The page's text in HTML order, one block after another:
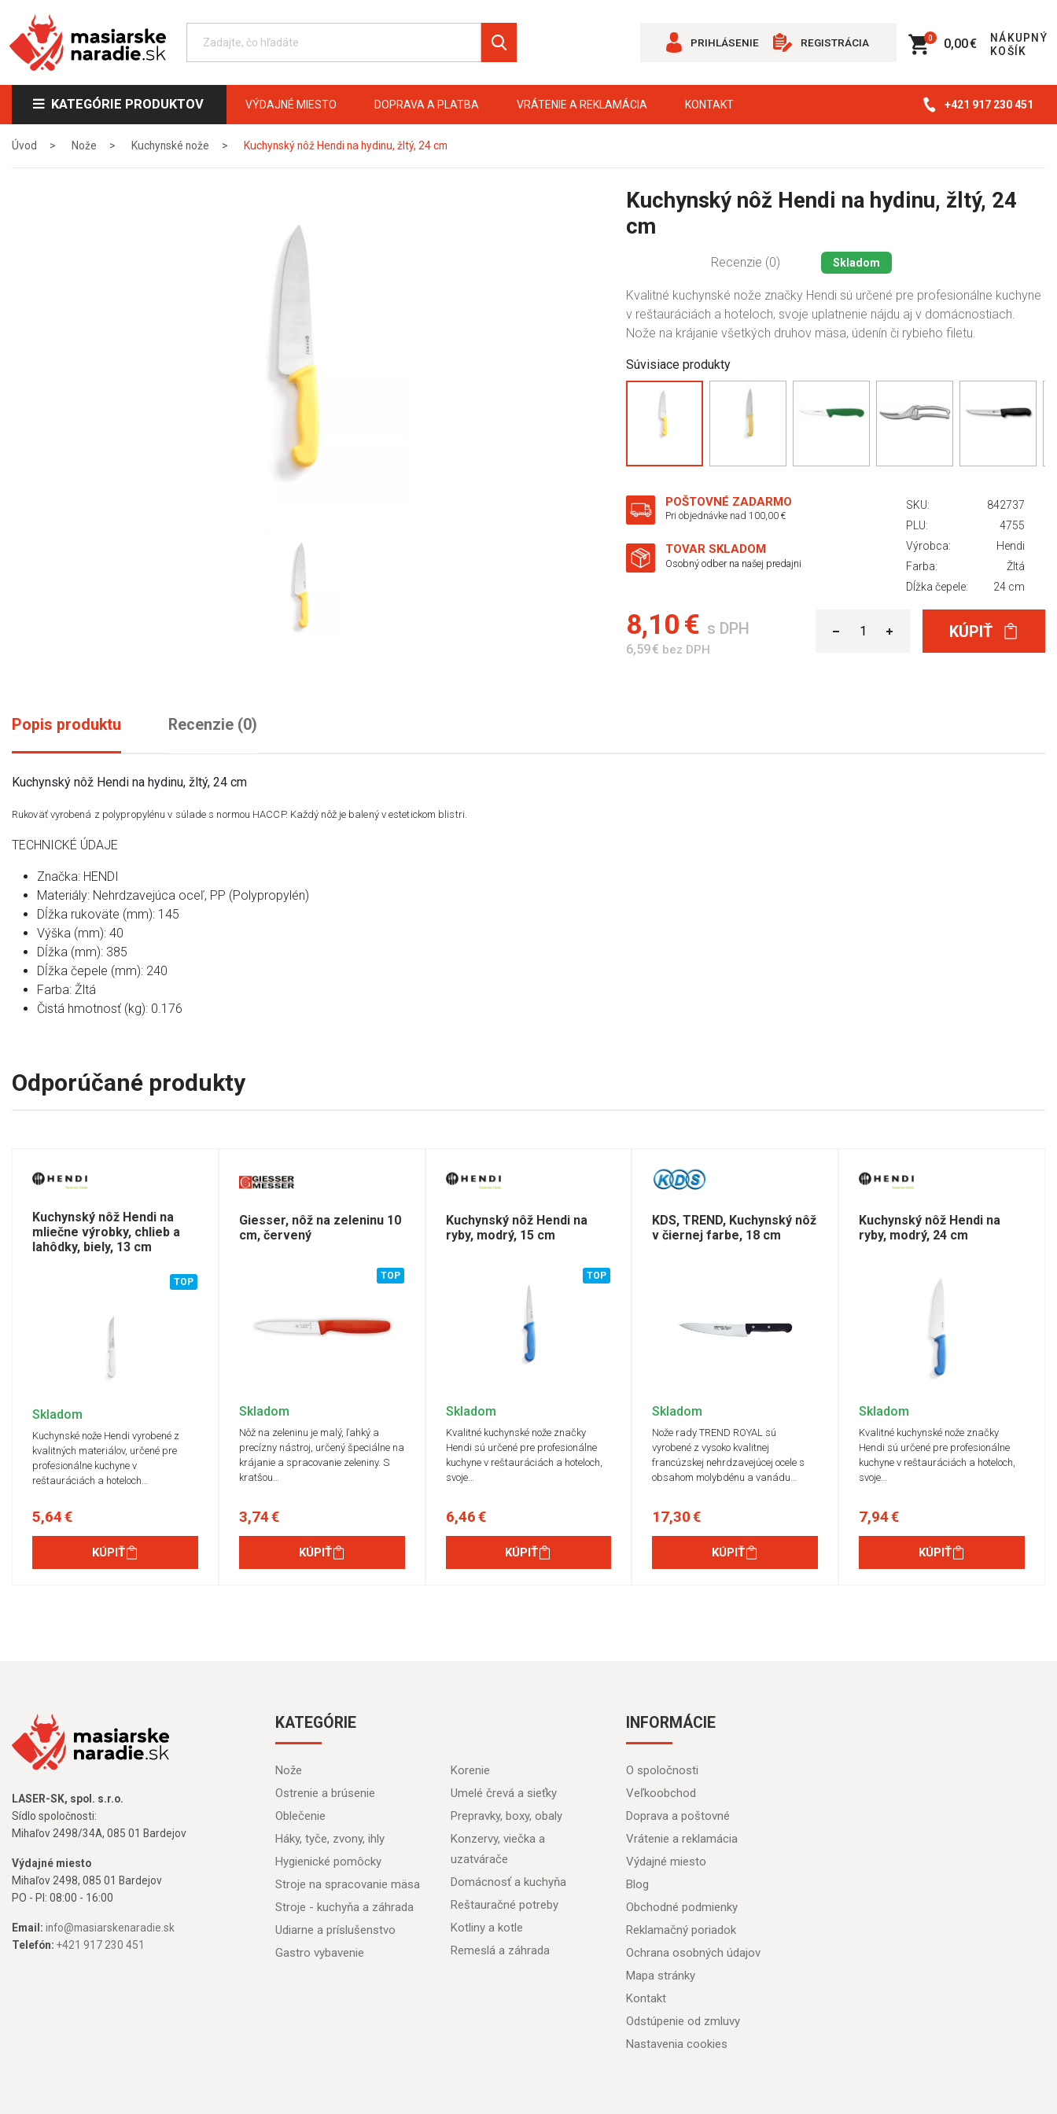
PRIHLÁSENIE REGISTRÁCIA 0,00 €
NÁKUPNÝ
KOŠÍK
0
KATEGÓRIE PRODUKTOV VÝDAJNÉ MIESTO DOPRAVA A PLATBA VRÁTENIE A REKLAMÁCIA KONTAKT +421 917 230 451
Úvod Nože Kuchynské nože Kuchynský nôž Hendi na hydinu, žltý, 24 cm
Kuchynský nôž Hendi na hydinu, žltý, 24
cm
Recenzie (0) Skladom
Kvalitné kuchynské nože značky Hendi sú určené pre profesionálne kuchyne
v reštauráciách a hoteloch, svoje uplatnenie nájdu aj v domácnostiach.
Nože na krájanie všetkých druhov mäsa, údenín či rybieho filetu.
Súvisiace produkty
POŠTOVNÉ ZADARMO
Pri objednávke nad 100,00 €
TOVAR SKLADOM
Osobný odber na našej predajni
SKU:
842737
PLU:
4755
Výrobca:
Hendi
Farba:
Žltá
Dĺžka čepele:
24 cm
8,10 € s DPH
6,59 € bez DPH
KÚPIŤ
Popis produktu Recenzie (0)
Kuchynský nôž Hendi na hydinu, žltý, 24 cm
Rukoväť vyrobená z polypropylénu v súlade s normou HACCP. Každý nôž je balený v estetickom blistri.
TECHNICKÉ ÚDAJE
Značka: HENDI
Materiály: Nehrdzavejúca oceľ, PP (Polypropylén)
Dĺžka rukoväte (mm): 145
Výška (mm): 40
Dĺžka (mm): 385
Dĺžka čepele (mm): 240
Farba: Žltá
Čistá hmotnosť (kg): 0.176
Odporúčané produkty
Kuchynský nôž Hendi na
mliečne výrobky, chlieb a
lahôdky, biely, 13 cm
TOP
Skladom
Kuchynské nože Hendi vyrobené z
kvalitných materiálov, určené pre
profesionálne kuchyne v
reštauráciách a hoteloch…
5,64 €
KÚPIŤ
Giesser, nôž na zeleninu 10
cm, červený
TOP
Skladom
Nôž na zeleninu je malý, ľahký a
precízny nástroj, určený špeciálne na
krájanie a spracovanie zeleniny. S
kratšou…
3,74 €
KÚPIŤ
Kuchynský nôž Hendi na
ryby, modrý, 15 cm
TOP
Skladom
Kvalitné kuchynské nože značky
Hendi sú určené pre profesionálne
kuchyne v reštauráciách a hoteloch,
svoje…
6,46 €
KÚPIŤ
KDS, TREND, Kuchynský nôž
v čiernej farbe, 18 cm
Skladom
Nože rady TREND ROYAL sú
vyrobené z vysoko kvalitnej
francúzskej nehrdzavejúcej ocele s
obsahom molybdénu a vanádu…
17,30 €
KÚPIŤ
Kuchynský nôž Hendi na
ryby, modrý, 24 cm
Skladom
Kvalitné kuchynské nože značky
Hendi sú určené pre profesionálne
kuchyne v reštauráciách a hoteloch,
svoje…
7,94 €
KÚPIŤ
LASER-SK, spol. s.r.o.
Sídlo spoločnosti:
Mihaľov 2498/34A, 085 01 Bardejov
Výdajné miesto
Mihaľov 2498, 085 01 Bardejov
PO - PI: 08:00 - 16:00
Email: info@masiarskenaradie.sk
Telefón: +421 917 230 451
KATEGÓRIE
Nože
Ostrenie a brúsenie
Oblečenie
Háky, tyče, zvony, ihly
Hygienické pomôcky
Stroje na spracovanie mäsa
Stroje - kuchyňa a záhrada
Udiarne a príslušenstvo
Gastro vybavenie
Korenie
Umelé črevá a sieťky
Prepravky, boxy, obaly
Konzervy, viečka a
uzatvárače
Domácnosť a kuchyňa
Reštauračné potreby
Kotliny a kotle
Remeslá a záhrada
INFORMÁCIE
O spoločnosti
Veľkoobchod
Doprava a poštovné
Vrátenie a reklamácia
Výdajné miesto
Blog
Obchodné podmienky
Reklamačný poriadok
Ochrana osobných údajov
Mapa stránky
Kontakt
Odstúpenie od zmluvy
Nastavenia cookies